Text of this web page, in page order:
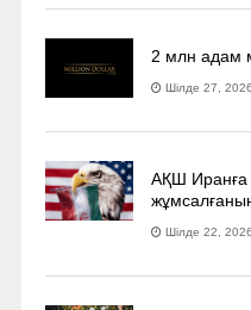
2 млн адам
Шілде 27, 2026
АҚШ Иранға
Шілде 22, 2026